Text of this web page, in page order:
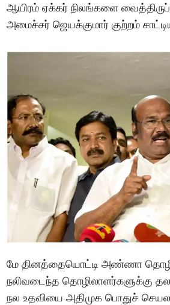
ஆயிரம் ஏக்கர் நிலங்களை
அமைச்சர் ஜெயக்குமார் குற்றம்
மே தினத்தையொட்டி அண்ணா
நலிவடைந்த தொழிலாளர்களுக்கு
நல உதவியை அதிமுக பொதுச்